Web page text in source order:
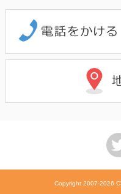
Copyright 2007-2026